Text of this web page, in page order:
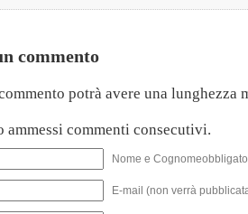
commento
potrà avere una lunghezza
ammessi commenti consecutivi.
Nome e
E-mail (non verrà